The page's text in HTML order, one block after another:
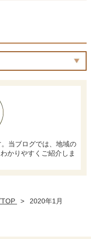
当ブログでは、地域の
かりやすくご紹介しま
> 2020年1月